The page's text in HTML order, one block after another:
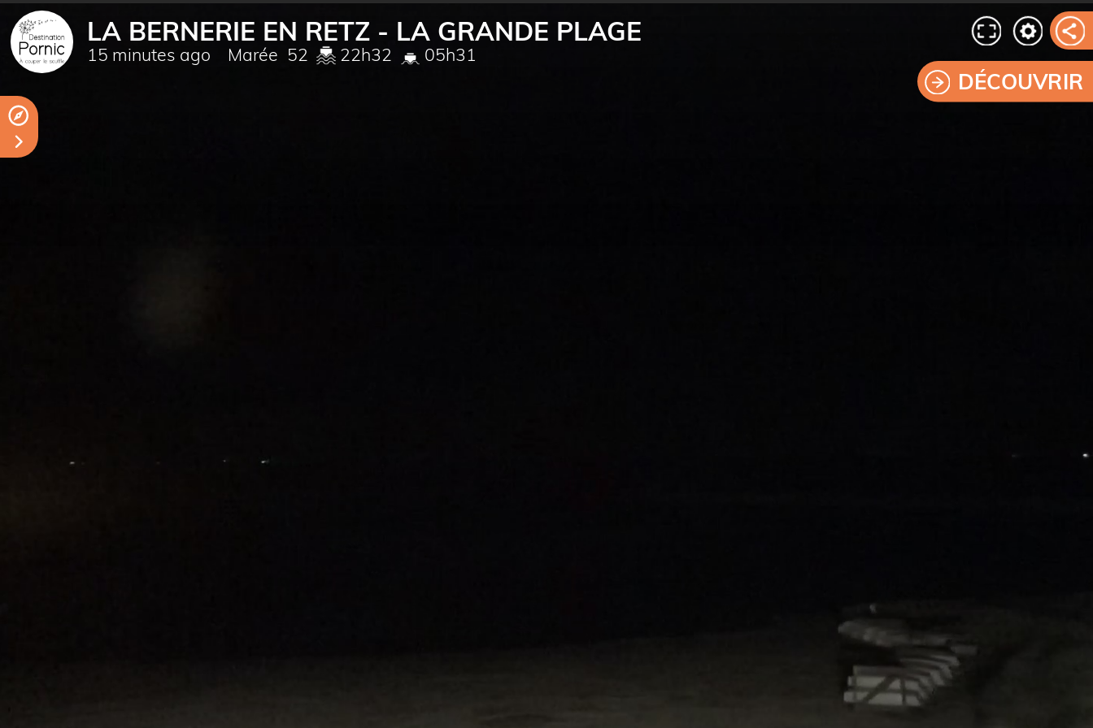
LA BERNERIE EN RETZ - LA GRANDE PLAGE
15 minutes ago Marée 52 22h32 05h31
DÉCOUVRIR